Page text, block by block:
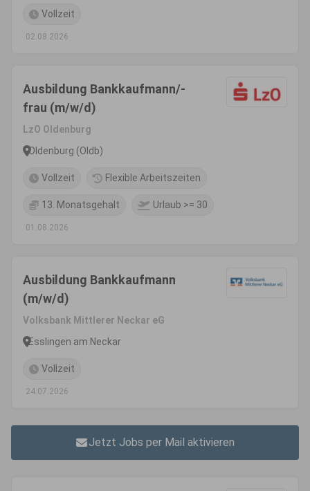
Vollzeit
02.08.2026
Ausbildung Bankkaufmann/-
frau (m/w/d)
LzO Oldenburg
Oldenburg (Oldb)
Vollzeit Flexible Arbeitszeiten
13. Monatsgehalt Urlaub >= 30
01.08.2026
Ausbildung Bankkaufmann
(m/w/d)
Volksbank Mittlerer Neckar eG
Esslingen am Neckar
Vollzeit
24.07.2026
Jetzt Jobs per Mail aktivieren